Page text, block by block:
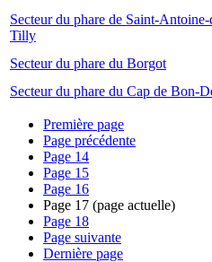
Secteur du phare de Saint-Antoine-
Tilly
Secteur du phare du Borgot
Secteur du phare du Cap de Bon-
Première page
Page précédente
Page 14
Page 15
Page 16
Page 17 (page actuelle)
Page 18
Page suivante
Dernière page